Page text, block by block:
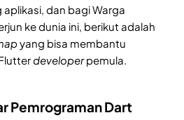
dan bagi Warga
ke dunia ini, berikut adalah
yang bisa membantu
developerpemula.
Pemrograman Dart